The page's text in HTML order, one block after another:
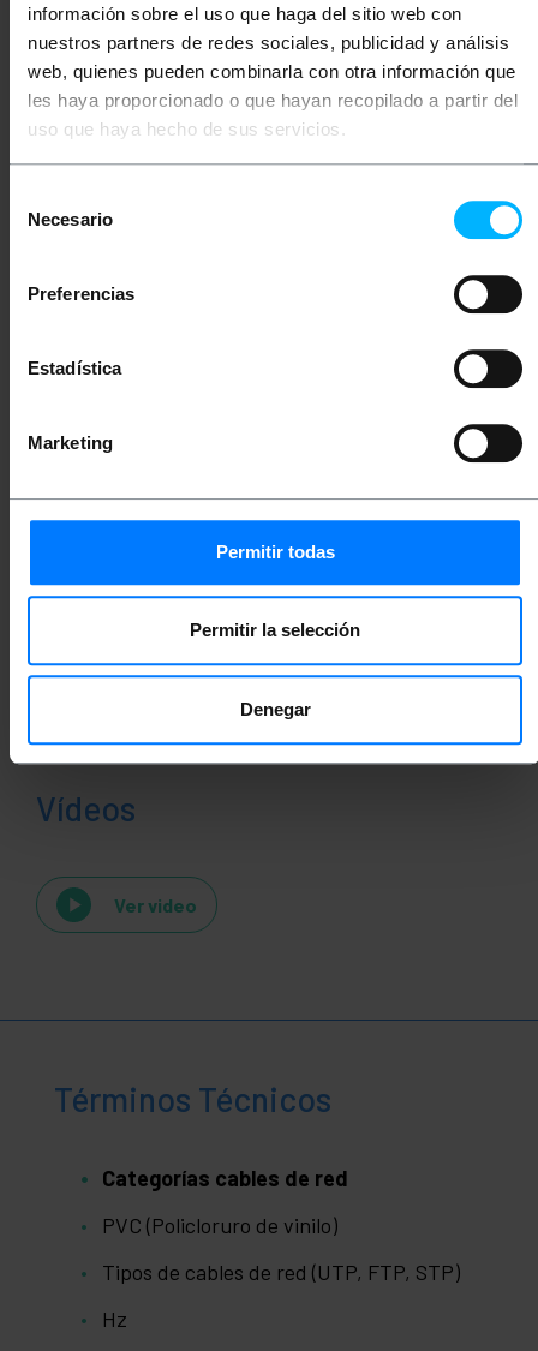
información sobre el uso que haga del sitio web con
nuestros partners de redes sociales, publicidad y análisis
web, quienes pueden combinarla con otra información que
les haya proporcionado o que hayan recopilado a partir del
uso que haya hecho de sus servicios.
Necesario
Preferencias
Estadística
Marketing
Permitir todas
Permitir la selección
Denegar
MHz.
Conectores RJ45 con pestaña de bloqueo.
Medidas y pesos
Medidas del producto (ancho x profundidad x
alto): 10.0 x 10.0 x 3.5 cm
Documentación
Clasificación
Vídeos
Ver video
Términos Técnicos
Categorías cables de red
PVC (Policloruro de vinilo)
Tipos de cables de red (UTP, FTP, STP)
Hz